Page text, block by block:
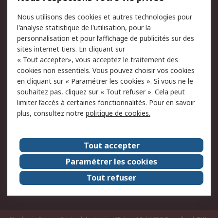
Retours
Support technique
Track & trace
Legal
Politique de cookies
Sécurité des e-mails
Politique de protection
des données - Mise à
jour
Conditions générales
de vente
A propos de RS
Le groupe RS Group
A propos de RS
RS dans le monde
Travaillez chez RS
ESG
Nous utilisons des cookies et autres technologies pour
l'analyse statistique de l'utilisation, pour la
personnalisation et pour l’affichage de publicités sur des
sites internet tiers. En cliquant sur
« Tout accepter», vous acceptez le traitement des
cookies non essentiels. Vous pouvez choisir vos cookies
en cliquant sur « Paramétrer les cookies ». Si vous ne le
souhaitez pas, cliquez sur « Tout refuser ». Cela peut
limiter l’accès à certaines fonctionnalités. Pour en savoir
plus, consultez notre politique de cookies.
Tout accepter
Paramétrer les cookies
Tout refuser